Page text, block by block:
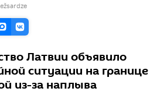
Латвии объявило
ситуации на границе
из-за наплыва